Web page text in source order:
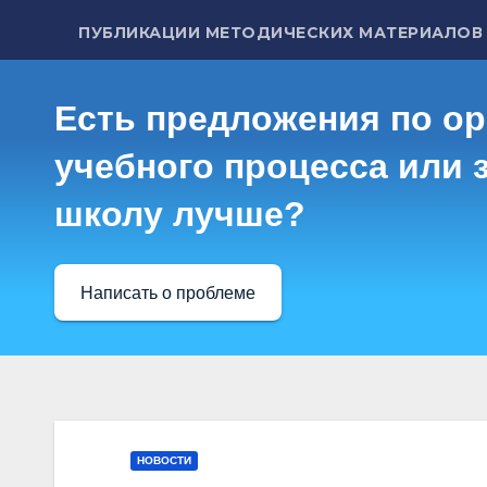
ПУБЛИКАЦИИ МЕТОДИЧЕСКИХ МАТЕРИАЛОВ
Есть предложения по
учебного процесса или
школу лучше?
Написать о проблеме
НОВОСТИ